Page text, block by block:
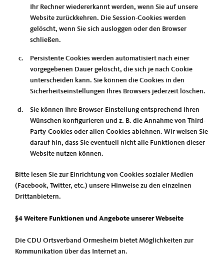
Ihr Rechner wiedererkannt werden, wenn Sie auf unsere
Website zurückkehren. Die Session-Cookies werden
gelöscht, wenn Sie sich ausloggen oder den Browser
schließen.
Persistente Cookies werden automatisiert nach einer
vorgegebenen Dauer gelöscht, die sich je nach Cookie
unterscheiden kann. Sie können die Cookies in den
Sicherheitseinstellungen Ihres Browsers jederzeit löschen.
Sie können Ihre Browser-Einstellung entsprechend Ihren
Wünschen konfigurieren und z. B. die Annahme von Third-
Party-Cookies oder allen Cookies ablehnen. Wir weisen Sie
darauf hin, dass Sie eventuell nicht alle Funktionen dieser
Website nutzen können.
Bitte lesen Sie zur Einrichtung von Cookies sozialer Medien
(Facebook, Twitter, etc.) unsere Hinweise zu den einzelnen
Drittanbietern.
§4 Weitere Funktionen und Angebote unserer Webseite
Die CDU Ortsverband Ormesheim bietet Möglichkeiten zur
Kommunikation über das Internet an.